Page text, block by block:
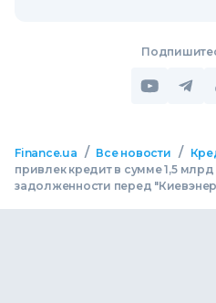
Finance.ua / Все новости /
привлек кредит в сумме 1,5
задолженности перед